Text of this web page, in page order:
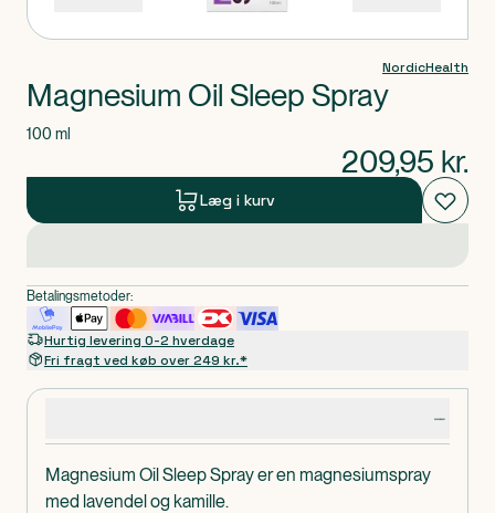
Magnesium Oil Sleep Spray er en magnesiumspray
med lavendel og kamille.
NordicHealth
Magnesium Oil Sleep Spray
100 ml
209,95 kr.
Læg i kurv
Betalingsmetoder:
Hurtig levering 0-2 hverdage
Fri fragt ved køb over 249 kr.*